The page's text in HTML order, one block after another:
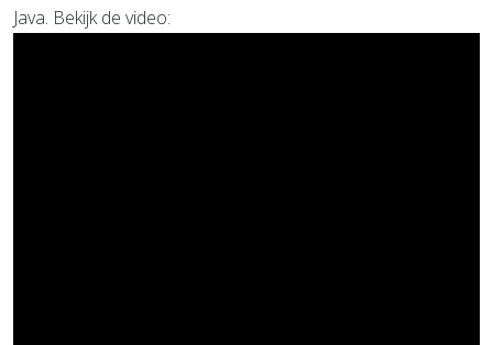
Java. Bekijk de video: